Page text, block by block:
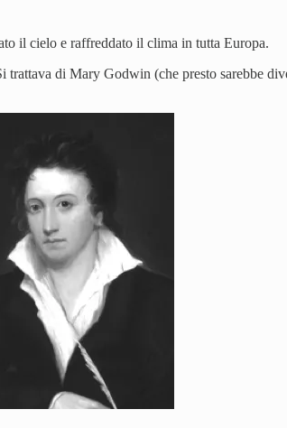
il cielo e raffreddato il clima in tutta Europa.
trattava di Mary Godwin (che presto sarebbe